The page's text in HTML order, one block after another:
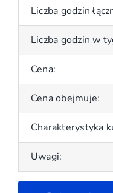
Liczba godzin
Liczba godzin w
Cena:
Cena obejmuje:
Charakterystyka
Uwagi: